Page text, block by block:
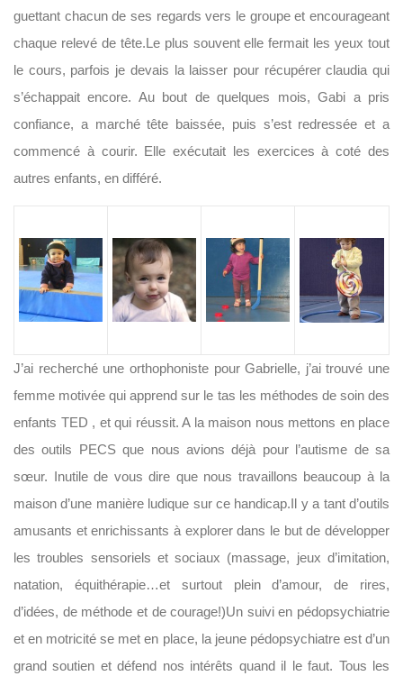
guettant chacun de ses regards vers le groupe et encourageant
chaque relevé de tête.Le plus souvent elle fermait les yeux tout
le cours, parfois je devais la laisser pour récupérer claudia qui
s’échappait encore. Au bout de quelques mois, Gabi a pris
confiance, a marché tête baissée, puis s’est redressée et a
commencé à courir. Elle exécutait les exercices à coté des
autres enfants, en différé.
J’ai recherché une orthophoniste pour Gabrielle, j’ai trouvé une
femme motivée qui apprend sur le tas les méthodes de soin des
enfants TED , et qui réussit. A la maison nous mettons en place
des outils PECS que nous avions déjà pour l’autisme de sa
sœur. Inutile de vous dire que nous travaillons beaucoup à la
maison d’une manière ludique sur ce handicap.Il y a tant d’outils
amusants et enrichissants à explorer dans le but de développer
les troubles sensoriels et sociaux (massage, jeux d’imitation,
natation, équithérapie…et surtout plein d’amour, de rires,
d’idées, de méthode et de courage!)Un suivi en pédopsychiatrie
et en motricité se met en place, la jeune pédopsychiatre est d’un
grand soutien et défend nos intérêts quand il le faut. Tous les